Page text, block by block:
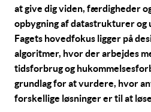
at give dig viden, færdigheder
opbygning af datastrukturer og
Fagets hovedfokus ligger på
algoritmer, hvor der arbejdes
tidsforbrug og
grundlag for at vurdere, hvor
forskellige løsninger er til at